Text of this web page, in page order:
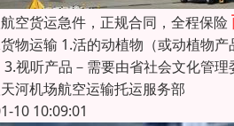
空货运急件，正规合同，全程保险
物运输 1.活的动植物（或动植物
3.视听产品－需要由省社会文化管
河机场航空运输托运服务部
10 10:09:01